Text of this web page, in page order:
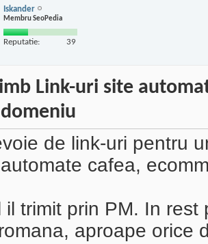
Iskander
Membru SeoPedia
Reputatie: 39
Link-uri site
de link-uri pentru
cafea,
il trimit prin PM. In
aproape orice